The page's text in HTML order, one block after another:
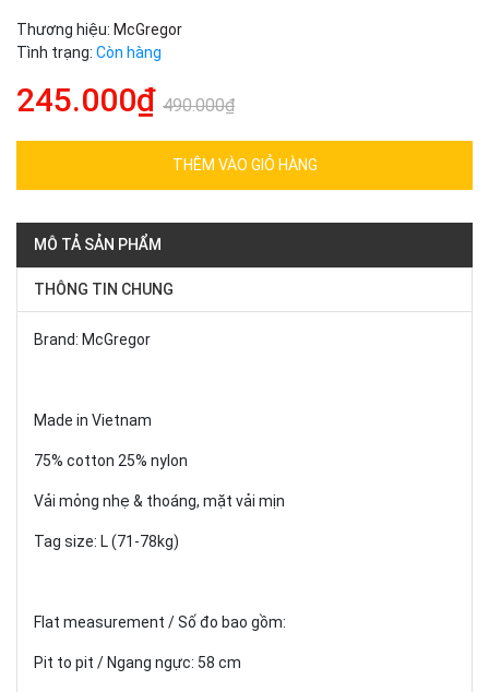
Thương hiệu: McGregor
Tình trạng: Còn hàng
245.000₫ 490.000₫
THÊM VÀO GIỎ HÀNG
MÔ TẢ SẢN PHẨM
THÔNG TIN CHUNG
Brand: McGregor
Made in Vietnam
75% cotton 25% nylon
Vải mỏng nhẹ & thoáng, mặt vải mịn
Tag size: L (71-78kg)
Flat measurement / Số đo bao gồm:
Pit to pit / Ngang ngực: 58 cm